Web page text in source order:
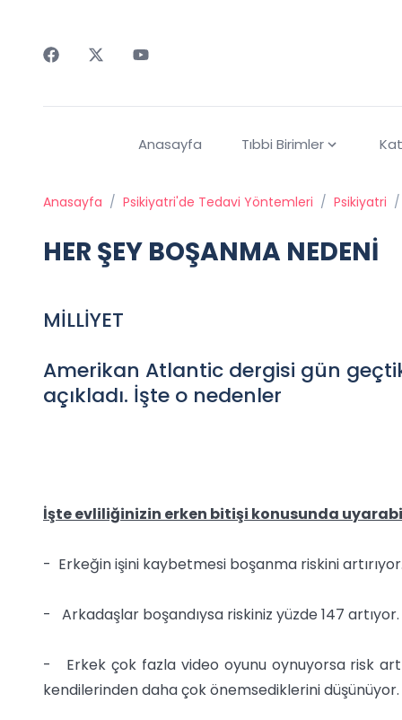
Anasayfa Tıbbi Birimler
Anasayfa / Psikiyatri'de Tedavi Yöntemleri / Psikiyatri /
HER ŞEY BOŞANMA NEDENİ
MİLLİYET
Amerikan Atlantic dergisi gün
açıkladı. İşte o nedenler
İşte evliliğinizin erken bitişi konusunda
- Erkeğin işini kaybetmesi boşanma riskini
- Arkadaşlar boşandıysa riskiniz yüzde 147 artıyor.
- Erkek çok fazla video oyunu oynuyorsa risk
kendilerinden daha çok önemsediklerini düşünüyor.